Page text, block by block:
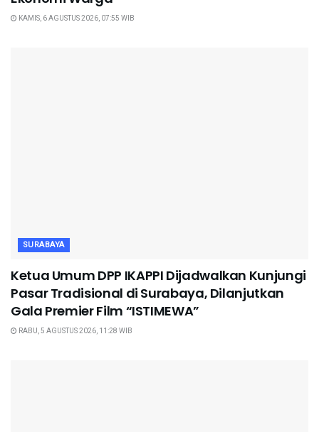
KAMIS, 6 AGUSTUS 2026, 07:55 WIB
SURABAYA
Ketua Umum DPP IKAPPI Dijadwalkan Kunjungi
Pasar Tradisional di Surabaya, Dilanjutkan
Gala Premier Film “ISTIMEWA”
RABU, 5 AGUSTUS 2026, 11:28 WIB